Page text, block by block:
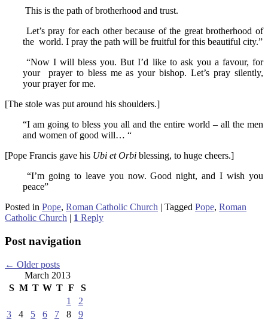
This is the path of brotherhood and trust.
Let’s pray for each other because of the great brotherhood of
the world. I pray the path will be fruitful for this beautiful city.”
“Now I will bless you. But I’d like to ask you a favour, for
your prayer to bless me as your bishop. Let’s pray silently,
your prayer for me.
[The stole was put around his shoulders.]
“I am going to bless you all and the entire world – all the men
and women of good will… “
[Pope Francis gave his Ubi et Orbi blessing, to huge cheers.]
“I’m going to leave you now. Good night, and I wish you
peace”
Posted in Pope, Roman Catholic Church | Tagged Pope, Roman
Catholic Church | 1 Reply
Post navigation
← Older posts
March 2013
S M T W T F
S
1
2
3
4 5 6 7 8 9